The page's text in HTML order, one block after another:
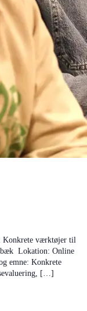
Konkrete værktøjer til
Lokation: Online
emne: Konkrete
[…]